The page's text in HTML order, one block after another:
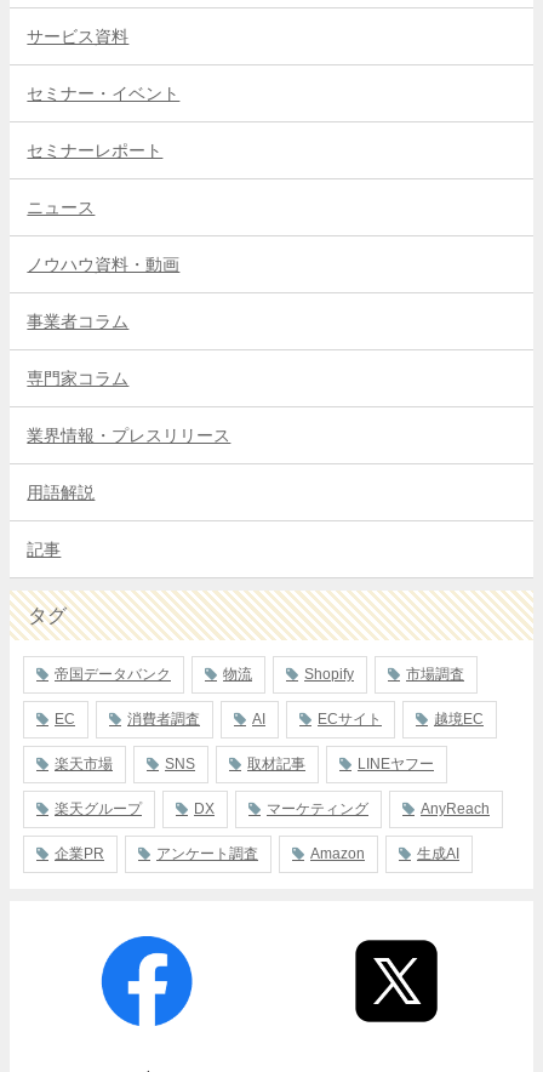
サービス資料
セミナー・イベント
セミナーレポート
ニュース
ノウハウ資料・動画
事業者コラム
専門家コラム
業界情報・プレスリリース
用語解説
記事
タグ
帝国データバンク 物流 Shopify 市場調査
EC 消費者調査 AI ECサイト 越境EC
楽天市場 SNS 取材記事 LINEヤフー
楽天グループ DX マーケティング AnyReach
企業PR アンケート調査 Amazon 生成AI